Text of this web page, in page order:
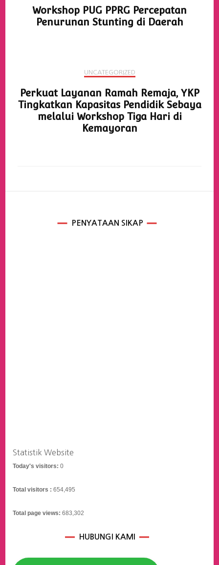
Workshop PUG PPRG Percepatan
Penurunan Stunting di Daerah
UNCATEGORIZED
Perkuat Layanan Ramah Remaja, YKP
Tingkatkan Kapasitas Pendidik Sebaya
melalui Workshop Tiga Hari di
Kemayoran
PENYATAAN SIKAP
Statistik Website
Today's visitors:0
Total visitors :654,495
Total page views:683,302
HUBUNGI KAMI